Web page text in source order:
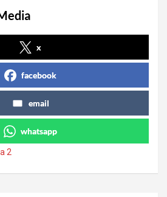
x
facebook
email
whatsapp
2